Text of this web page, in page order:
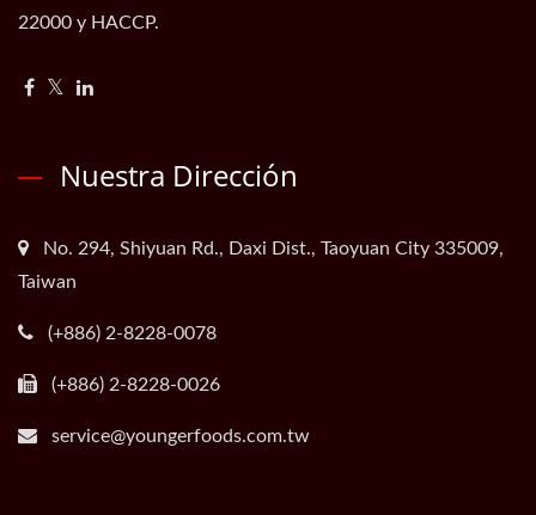
22000 y HACCP.
Nuestra Dirección
No. 294, Shiyuan Rd., Daxi Dist., Taoyuan City 335009,
Taiwan
(+886) 2-8228-0078
(+886) 2-8228-0026
service@youngerfoods.com.tw